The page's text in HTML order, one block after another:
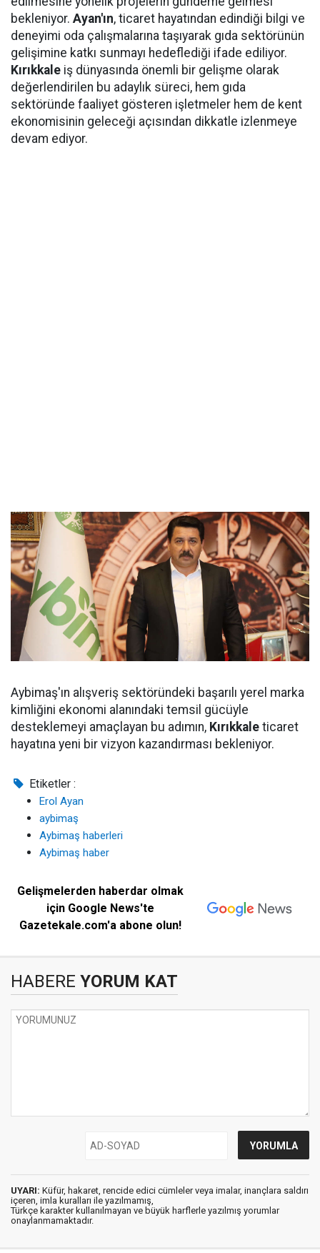
bekleniyor. Ayan'ın, ticaret hayatından edindiği bilgi ve
deneyimi oda çalışmalarına taşıyarak gıda sektörünün
gelişimine katkı sunmayı hedeflediği ifade ediliyor.
Kırıkkale iş dünyasında önemli bir gelişme olarak
değerlendirilen bu adaylık süreci, hem gıda
sektöründe faaliyet gösteren işletmeler hem de kent
ekonomisinin geleceği açısından dikkatle izlenmeye
devam ediyor.
Aybimaş'ın alışveriş sektöründeki başarılı yerel marka
kimliğini ekonomi alanındaki temsil gücüyle
desteklemeyi amaçlayan bu adımın, Kırıkkale ticaret
hayatına yeni bir vizyon kazandırması bekleniyor.
Etiketler :
Erol Ayan
aybimaş
Aybimaş haberleri
Aybimaş haber
Gelişmelerden haberdar olmak
için Google News'te
Gazetekale.com'a abone olun!
HABERE YORUM KAT
UYARI: Küfür, hakaret, rencide edici cümleler veya imalar, inançlara saldırı
içeren, imla kuralları ile yazılmamış,
Türkçe karakter kullanılmayan ve büyük harflerle yazılmış yorumlar
onaylanmamaktadır.